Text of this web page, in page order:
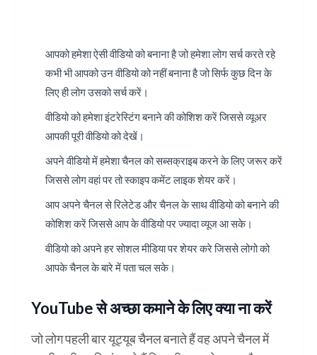
आपको हमेशा ऐसी वीडियो को बनाना है जो हमेशा लोग सर्च करते रहे
कभी भी आपको उन वीडियो को नहीं बनाना है जो सिर्फ कुछ दिन के
लिए ही लोग उसको सर्च करें।
वीडियो को हमेशा इंटरेस्टिंग बनाने की कोशिश करें जिससे व्यूअर
आपकी पूरी वीडियो को देखें।
अपने वीडियो में हमेशा चैनल को सब्सक्राइब करने के लिए जरूर करें
जिससे लोग वहां पर तो स्काइप कमेंट लाइक शेयर करें।
आप अपने चैनल से रिलेटेड और चैनल के साथ वीडियो को बनाने की
कोशिश करें जिससे आप के वीडियो पर ज्यादा व्यूज आ सके।
वीडियो को अपने हर सोशल मीडिया पर शेयर करे जिससे लोगो को
आपके चैनल के बारे में पता चल सके।
YouTube से अच्छा कमाने के लिए क्या ना करें
जो लोग पहली बार यूट्यूब चैनल बनाते हैं वह अपने चैनल में